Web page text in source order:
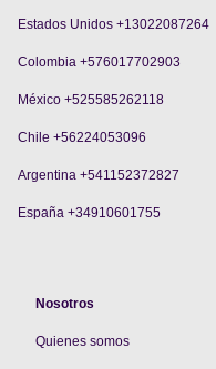
Estados Unidos +13022087264
Colombia +576017702903
México +525585262118
Chile +56224053096
Argentina +541152372827
España +34910601755
Nosotros
Quienes somos